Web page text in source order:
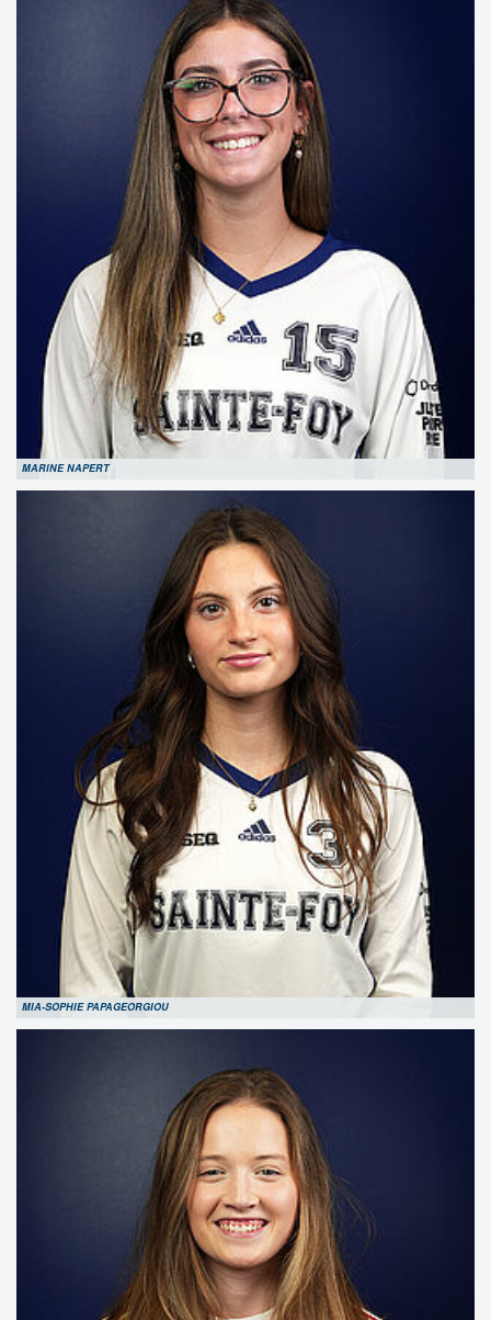
MARINE NAPERT
MIA-SOPHIE PAPAGEORGIOU